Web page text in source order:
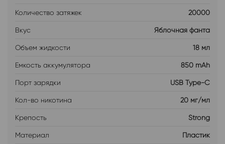
Количество затяжек 20000
Вкус Яблочная фанта
Объем жидкости 18 мл
Емкость аккумулятора 850 mAh
Порт зарядки USB Type-C
Кол-во никотина 20 мг/мл
Крепость Strong
Материал Пластик